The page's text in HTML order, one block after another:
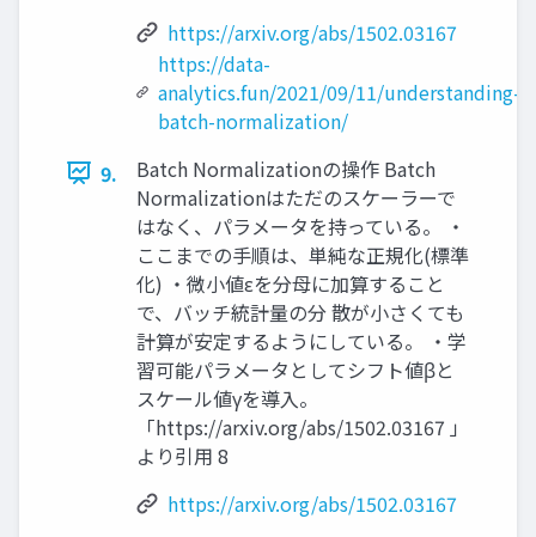
https://arxiv.org/abs/1502.03167
https://data-
analytics.fun/2021/09/11/understanding-
batch-normalization/
9.
Batch Normalizationの操作 Batch
Normalizationはただのスケーラーで
はなく、パラメータを持っている。 ・
ここまでの手順は、単純な正規化(標準
化) ・微小値εを分母に加算すること
で、バッチ統計量の分 散が小さくても
計算が安定するようにしている。 ・学
習可能パラメータとしてシフト値βと
スケール値γを導入。
「https://arxiv.org/abs/1502.03167 」
より引用 8
https://arxiv.org/abs/1502.03167